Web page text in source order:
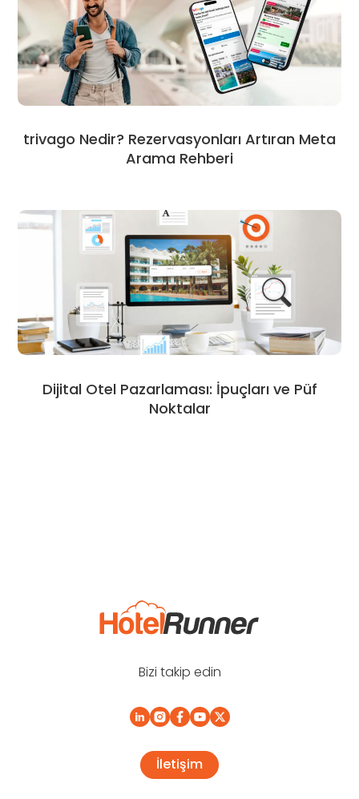
trivago Nedir? Rezervasyonları Artıran Meta
Arama Rehberi
Dijital Otel Pazarlaması: İpuçları ve Püf
Noktalar
Bizi takip edin
İletişim